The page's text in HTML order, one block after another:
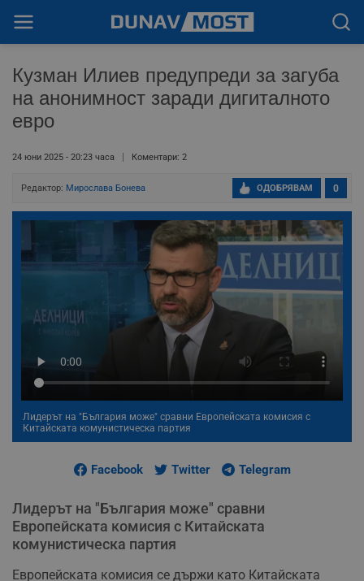
Кузман Илиев предупреди за загуба
на анонимност заради дигиталното
евро
24 юни 2025 - 20:23 часа Коментари: 2
Редактор: Мирослава Бонева 0
ОДОБРЯВАМ
Лидерът на "България може" сравни Европейската комисия с
Китайската комунистическа партия
Facebook Twitter Telegram
Лидерът на "България може" сравни
Европейската комисия с Китайската
комунистическа партия
Европейската комисия се държи като Китайската